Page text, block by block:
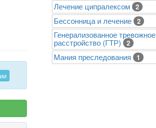
Лечение ципралексом 2
Бессонница и лечение 2
Генерализованное тревожное
расстройство (ГТР) 2
Mания преследования 1